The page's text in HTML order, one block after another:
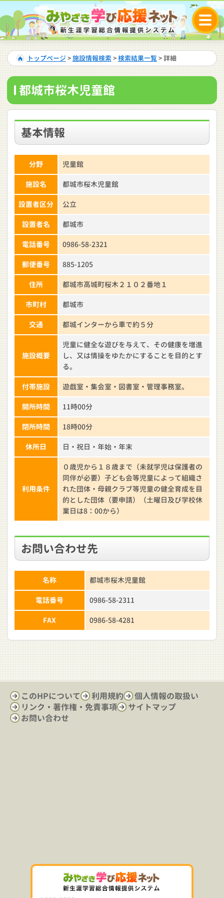
トップページ >施設情報検索 >検索結果一覧> 詳細
都城市桜木児童館
基本情報
分野 児童館
施設名 都城市桜木児童館
設置者区分 公立
設置者名 都城市
電話番号 0986-58-2321
郵便番号 885-1205
住所 都城市高城町桜木２１０２番地１
市町村 都城市
交通 都城インターから車で約５分
施設概要
児童に健全な遊びを与えて、その健康を増進
し、又は情操をゆたかにすることを目的とす
る。
付帯施設 遊戯室・集会室・図書室・管理事務室。
開所時間 11時00分
閉所時間 18時00分
休所日 日・祝日・年始・年末
利用条件
０歳児から１８歳まで（未就学児は保護者の
同伴が必要）子ども会等児童によって組織さ
れた団体・母親クラブ等児童の健全育成を目
的とした団体（要申請）（土曜日及び学校休
業日は8：00から）
お問い合わせ先
名称 都城市桜木児童館
電話番号 0986-58-2311
FAX 0986-58-4281
このHPについて 利用規約
個人情報の取扱い
リンク・著作権・免責事項
サイトマップ
お問い合わせ